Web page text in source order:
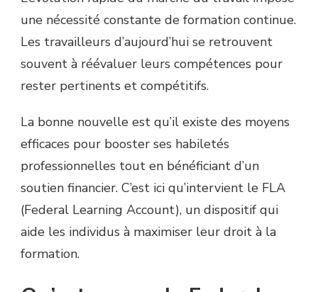
une nécessité constante de formation continue.
Les travailleurs d’aujourd’hui se retrouvent
souvent à réévaluer leurs compétences pour
rester pertinents et compétitifs.
La bonne nouvelle est qu’il existe des moyens
efficaces pour booster ses habiletés
professionnelles tout en bénéficiant d’un
soutien financier. C’est ici qu’intervient le FLA
(Federal Learning Account), un dispositif qui
aide les individus à maximiser leur droit à la
formation.